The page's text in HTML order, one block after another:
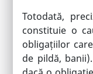
Totodată,
constituie o
obligațiilor
de pildă,